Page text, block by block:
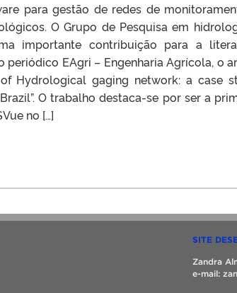
para gestão de redes de
O Grupo de Pesquisa em
importante contribuição para a
EAgri – Engenharia Agrícola, o
Hydrological gaging network: a case
O trabalho destaca-se por ser a
no […]
SITE
Zandra
e-mail: